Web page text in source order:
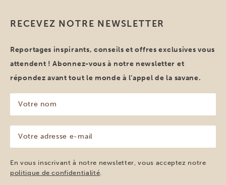
RECEVEZ NOTRE NEWSLETTER
Reportages inspirants, conseils et offres exclusives vous
attendent ! Abonnez-vous à notre newsletter et
répondez avant tout le monde à l’appel de la savane.
nom
(Nécessaire)
adresse
e-
mail
(Nécessaire)
En vous inscrivant à notre newsletter, vous acceptez notre
politique de confidentialité.